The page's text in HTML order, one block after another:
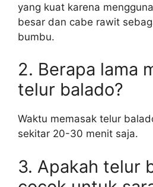
yang kuat karena
besar dan cabe rawit
bumbu.
2. Berapa lama
telur balado?
Waktu memasak telur
sekitar 20-30 menit saja.
3. Apakah telur